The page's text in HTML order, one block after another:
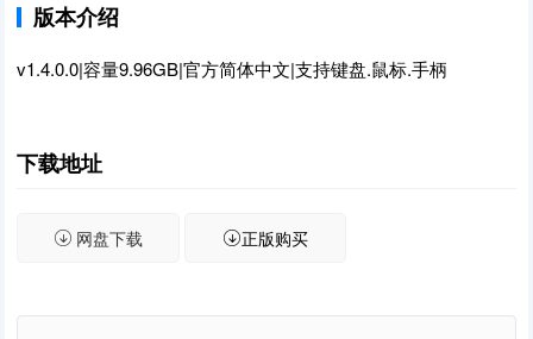
版本介绍
v1.4.0.0|容量9.96GB|官方简体中文|支持键盘.鼠标.手柄
下载地址
网盘下载 正版购买